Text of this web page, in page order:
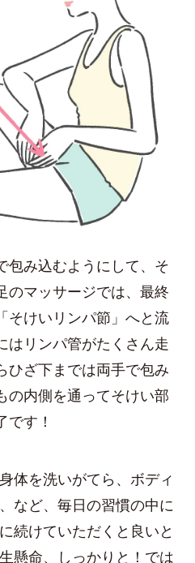
包み込むようにして、そ
のマッサージでは、最終
そけいリンパ節」へと流
はリンパ管がたくさん走
ひざ下までは両手で包み
の内側を通ってそけい部
す！
体を洗いがてら、ボディ
など、毎日の習慣の中に
続けていただくと良いと
懸命、しっかりと！では